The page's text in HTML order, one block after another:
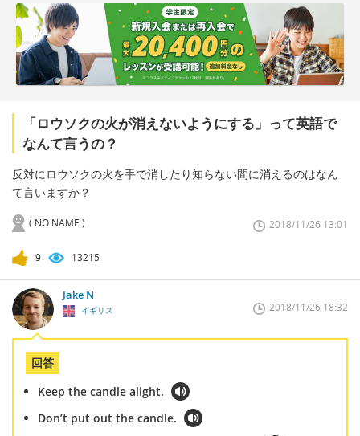
「ロウソクの火が消えないようにする」って英語で
なんて言うの？
反対にロウソクの火を手で消したり知らない間に消えるのはなん
て言いますか？
( NO NAME ) 2018/11/26 13:01
9 13215
Jake N
イギリス 2018/11/26 18:32
回答
Keep the candle alight.
Don’t put out the candle.